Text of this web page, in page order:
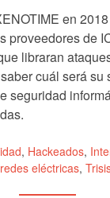
en
proveedores de
libraran
cuál será su
seguridad
, Hackeados,
redes eléctricas,